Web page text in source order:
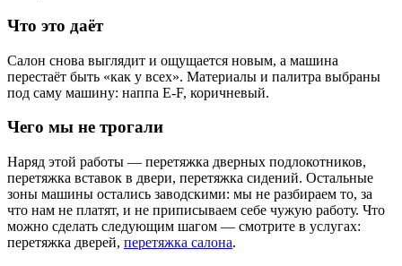
Что это даёт
Салон снова выглядит и ощущается новым, а машина
перестаёт быть «как у всех». Материалы и палитра выбраны
под саму машину: наппа E-F, коричневый.
Чего мы не трогали
Наряд этой работы — перетяжка дверных подлокотников,
перетяжка вставок в двери, перетяжка сидений. Остальные
зоны машины остались заводскими: мы не разбираем то, за
что нам не платят, и не приписываем себе чужую работу. Что
можно сделать следующим шагом — смотрите в услугах:
перетяжка дверей, перетяжка салона.